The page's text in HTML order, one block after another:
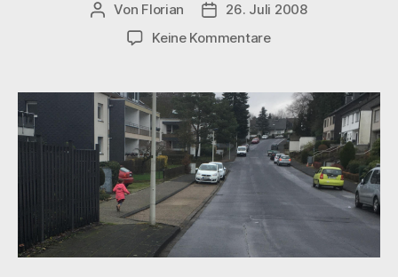
Beitragsautor
Von Florian Veröffentlichungsdatum
26. Juli 2008
Keine Kommentarezu
toll
sind
(Teil
1):
Schlendern